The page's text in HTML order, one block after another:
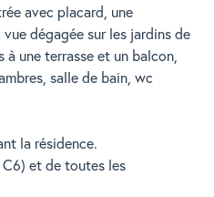
avec placard, une
dégagée sur les jardins de
une terrasse et un balcon,
salle de bain, wc
la résidence.
et de toutes les